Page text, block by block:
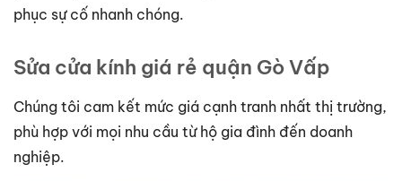
phục sự cố nhanh chóng.
Sửa cửa kính giá rẻ quận Gò Vấp
Chúng tôi cam kết mức giá cạnh tranh nhất thị trường,
phù hợp với mọi nhu cầu từ hộ gia đình đến doanh
nghiệp.